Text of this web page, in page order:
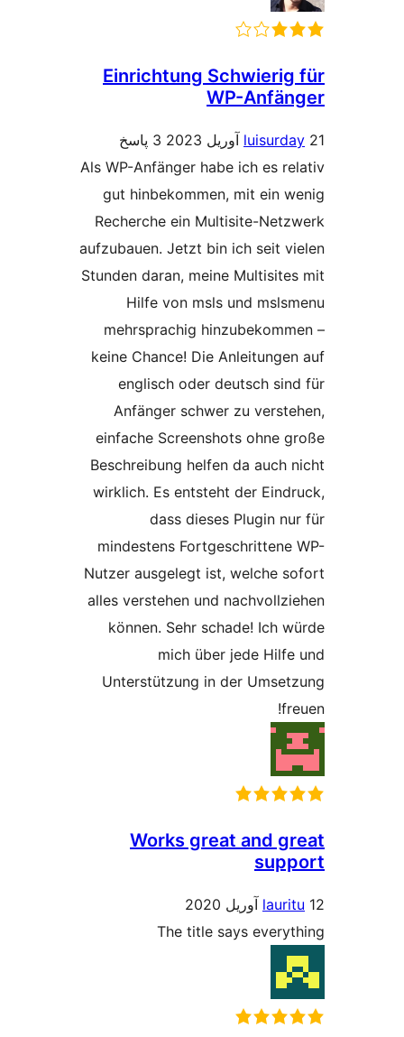
Einrichtung
WP-
3 پاسخ
Als WP-Anfänger habe ich es
gut hinbekommen, mit ein
Recherche ein Multisite-
aufzubauen. Jetzt bin ich seit
Stunden daran, meine
Hilfe von msls und
mehrsprachig
keine Chance! Die
englisch oder deutsch
Anfänger schwer zu
einfache Screenshots ohne
Beschreibung helfen da auch
wirklich. Es entsteht der
dass dieses Plugin
mindestens
Nutzer ausgelegt ist, welche
alles verstehen und
können. Sehr schade! Ich
mich über jede
Unterstützung in der
Works great and
The title says